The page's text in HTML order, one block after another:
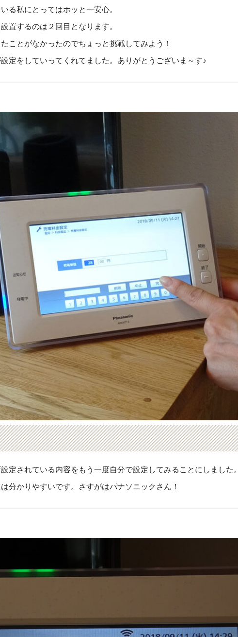
る私にとってはホッと一安心。
置するのは２回目となります。
ことがなかったのでちょっと挑戦してみよう！
定をしていってくれてました。ありがとうございま～す♪
定されている内容をもう一度自分で設定してみることにしました。
分かりやすいです。さすがはパナソニックさん！